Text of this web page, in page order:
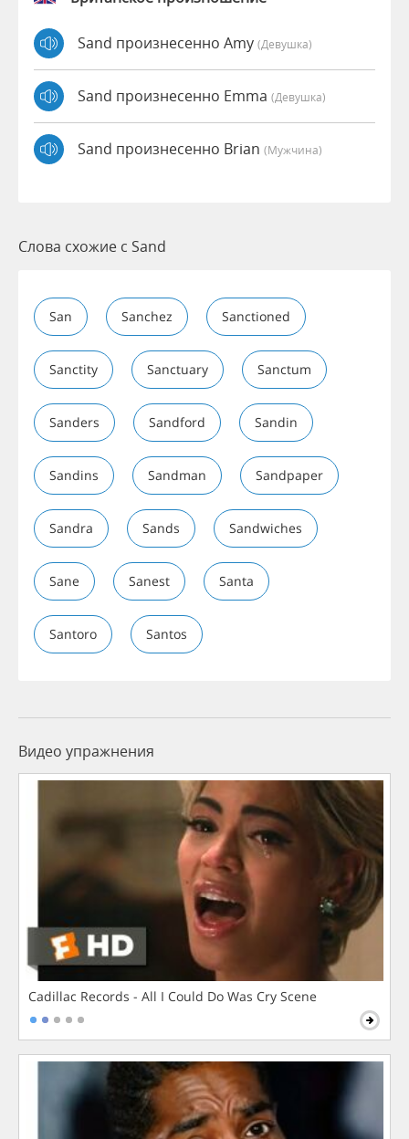
Sand произнесенно Amy (девушка)
Sand произнесенно Emma (девушка)
Sand произнесенно Brian (мужчина)
Слова схожие с Sand
San Sanchez Sanctioned
Sanctity Sanctuary Sanctum
Sanders Sandford Sandin
Sandins Sandman Sandpaper
Sandra Sands Sandwiches
Sane Sanest Santa
Santoro Santos
Видео упражнения
Cadillac Records - All I Could Do Was Cry Scene